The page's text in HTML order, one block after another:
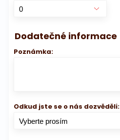
Dodatečné informace
Poznámka:
Odkud jste se o nás dozvěděli: